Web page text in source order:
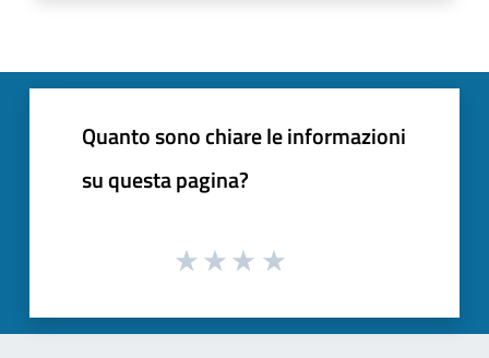
Quanto sono chiare le informazioni
su questa pagina?